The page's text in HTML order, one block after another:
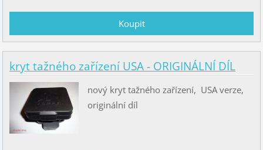
kryt tažného zařízení USA - ORIGINÁLNÍ DÍL
nový kryt tažného zařízení, USA verze,
originální díl